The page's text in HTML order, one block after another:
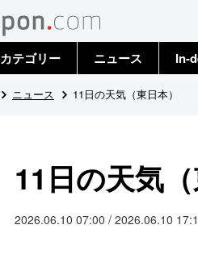
カテゴリー
政治・外交
国際
社会
ニュース
トップ
In-
ニュース 11日の天気（東日本）
11日の天気（
2026.06.10 07:00 / 2026.06.10